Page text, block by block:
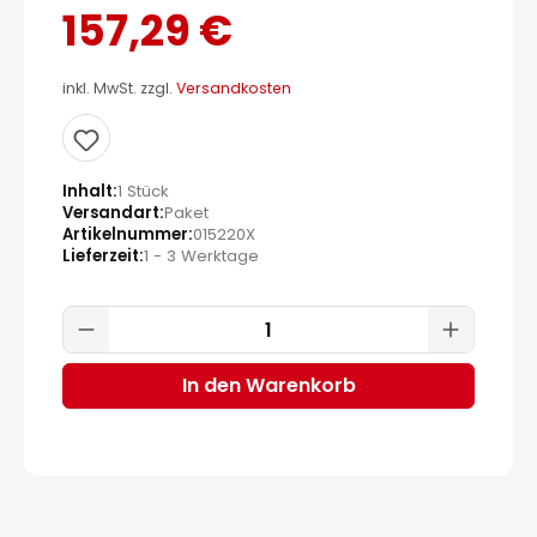
157,29 €
inkl. MwSt. zzgl. Versandkosten
Inhalt 1 Stück
Versandart Paket
Artikelnummer 015220X
Lieferzeit 1 - 3 Werktage
Produkt Anzahl: Gib den
In den Warenkorb